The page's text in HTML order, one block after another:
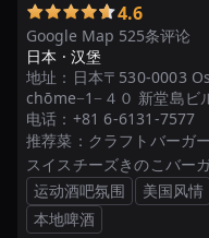
Google Map 525条评论
4.6
日本 · 汉堡
地址： 日本〒530-0003
chōme−1−４０ 新堂島ビ
电话： +81 6-6131-7577
推荐菜： クラフトバーガ
スイスチーズきのこバー
运动酒吧氛围
美国风情
本地啤酒